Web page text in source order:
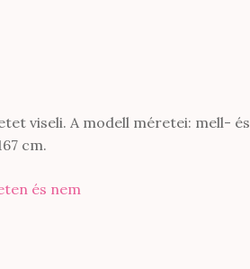
viseli. A modell méretei: mell- és
cm.
és nem